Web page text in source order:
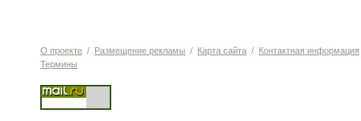
О проекте / Размещение рекламы / Карта сайта / Контактная информация
Термины